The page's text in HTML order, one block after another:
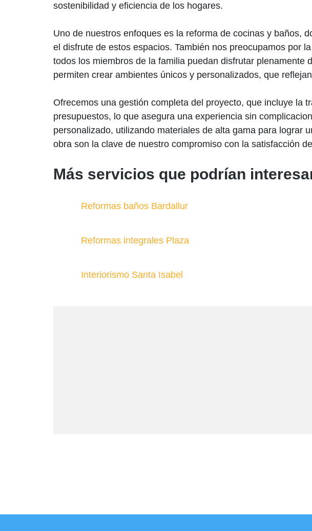
sostenibilidad y eficiencia de los hogares.
Uno de nuestros enfoques es la reforma de cocinas y baños,
el disfrute de estos espacios. También nos preocupamos por
todos los miembros de la familia puedan disfrutar plenamente
permiten crear ambientes únicos y personalizados, que
Ofrecemos una gestión completa del proyecto, que incluye la
presupuestos, lo que asegura una experiencia sin
personalizado, utilizando materiales de alta gama para lograr
obra son la clave de nuestro compromiso con la satisfacción
Más servicios que podrían
Reformas baños Bardallur
Reformas integrales Plaza
Interiorismo Santa Isabel